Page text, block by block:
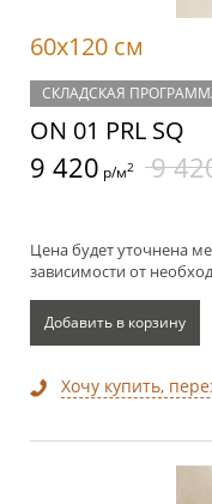
60x120 см
СКЛАДСКАЯ
ON 01 PRL SQ
9 420 р/м2 9
Цена будет уточнена
зависимости от
Добавить в корзину
Хочу купить,